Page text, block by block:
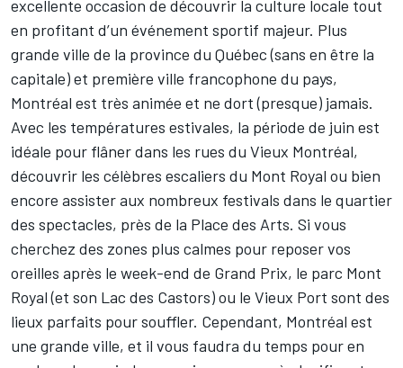
excellente occasion de découvrir la culture locale tout
en profitant d’un événement sportif majeur. Plus
grande ville de la province du Québec(sans en être la
capitale) et première ville francophone du pays,
Montréal est très animée et ne dort (presque) jamais.
Avec les températures estivales, la période de juin est
idéale pour flâner dans les rues du Vieux Montréal,
découvrir les célèbres escaliers du Mont Royal ou bien
encore assister aux nombreux festivals dans le quartier
des spectacles, près de la Place des Arts. Si vous
cherchez des zones plus calmes pour reposer vos
oreilles après le week-end de Grand Prix, le parc Mont
Royal (et son Lac des Castors) ou le Vieux Port sont des
lieux parfaits pour souffler. Cependant, Montréal est
une grande ville, et il vous faudra du temps pour en